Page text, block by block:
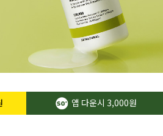
앱 다운시 3,000원